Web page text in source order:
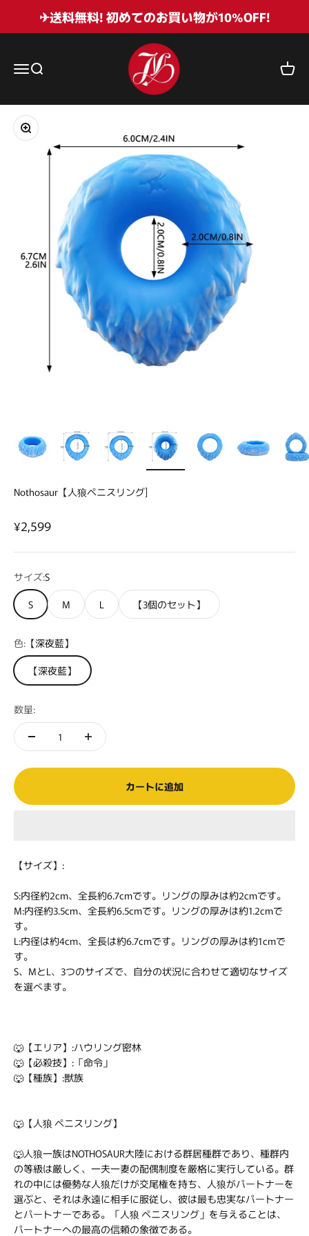
✈送料無料! 初めてのお買い物が10%OFF!
メニューを開く
検索を開く
Juliettoys
カー
ズームイン
Nothosaur【人狼ペニスリング]
セール価格
¥2,599
サイズ:S
S
M L 【3個のセット】
色: 【深夜藍】
【深夜藍】
数量:
カートに追加
【サイズ】:
S:内径約2cm、全長約6.7cmです。リングの厚みは約2cmです。
M:内径約3.5cm、全長約6.5cmです。リングの厚みは約1.2cmで
す。
L:内径は約4cm、全長は約6.7cmです。リングの厚みは約1cmで
す。
S、MとL、3つのサイズで、自分の状況に合わせて適切なサイズ
を選べます。
🐺【エリア】:ハウリング密林
🐺【必殺技】:「命令」
🐺【種族】:獣族
🐺【人狼 ペニスリング】
🐺人狼一族はNOTHOSAUR大陸における群居種群であり、種群内
の等級は厳しく、一夫一妻の配偶制度を厳格に実行している。群
れの中には優勢な人狼だけが交尾権を持ち、人狼がパートナーを
選ぶと、それは永遠に相手に服従し、彼は最も忠実なパートナー
とパートナーである。「人狼 ペニスリング」を与えることは、
パートナーへの最高の信頼の象徴である。